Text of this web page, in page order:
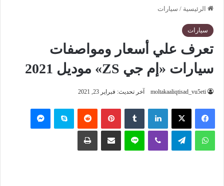
الرئيسية / سيارات
سيارات
تعرف علي أسعار ومواصفات
سيارات «إم جي ZS» موديل 2021
moltakaaliqtisad_vu5eti آخر تحديث: فبراير 23, 2021
فيسبوك ‫X لينكدإن بينتيريست سكايب
واتساب تيلقرام لاين